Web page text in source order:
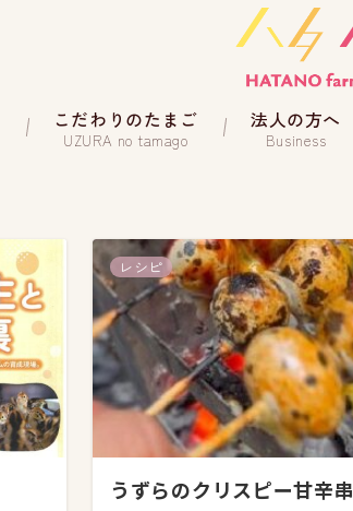
こだわりのたまご
UZURA no tamago
法人の方へ
Business
レシピ
うずらのクリスピー甘辛串